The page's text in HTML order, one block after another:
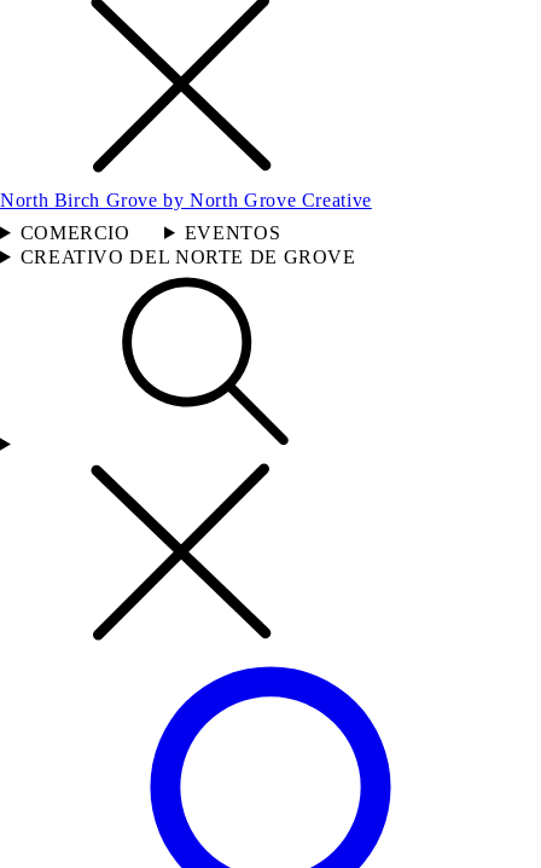
North Birch Grove by North Grove Creative
COMERCIO
EVENTOS
CREATIVO DEL NORTE DE GROVE